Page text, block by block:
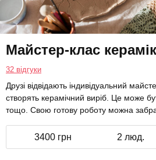
Майстер-клас
32 відгуки
Друзі відвідають індивідуальний
створять керамічний виріб. Це може
тощо. Свою готову роботу можна
3400 грн 2 люд.